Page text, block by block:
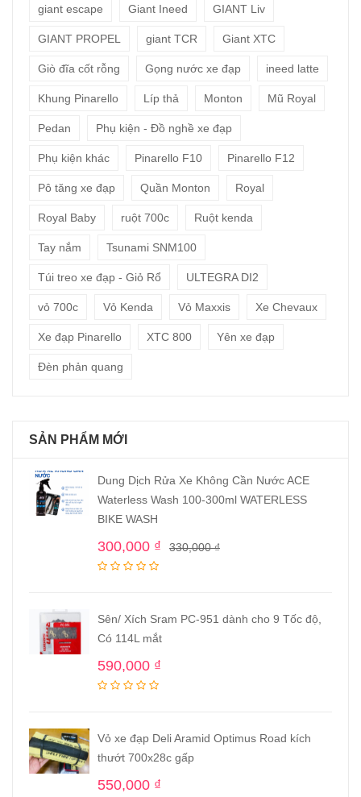
giant escape Giant Ineed GIANT Liv
GIANT PROPEL giant TCR Giant XTC
Giò đĩa cốt rỗng Gọng nước xe đạp ineed latte
Khung Pinarello Líp thả Monton Mũ Royal
Pedan Phụ kiện - Đồ nghề xe đạp
Phụ kiện khác Pinarello F10 Pinarello F12
Pô tăng xe đạp Quần Monton Royal
Royal Baby ruột 700c Ruột kenda
Tay nắm Tsunami SNM100
Túi treo xe đạp - Giỏ Rổ ULTEGRA DI2
vỏ 700c Vỏ Kenda Vỏ Maxxis Xe Chevaux
Xe đạp Pinarello XTC 800 Yên xe đạp
Đèn phản quang
SẢN PHẨM MỚI
Dung Dịch Rửa Xe Không Cần Nước ACE
Waterless Wash 100-300ml WATERLESS
BIKE WASH
330,000₫
300,000 ₫
Sên/ Xích Sram PC-951 dành cho 9 Tốc độ,
Có 114L mắt
590,000 ₫
Vỏ xe đạp Deli Aramid Optimus Road kích
thướt 700x28c gấp
550,000 ₫